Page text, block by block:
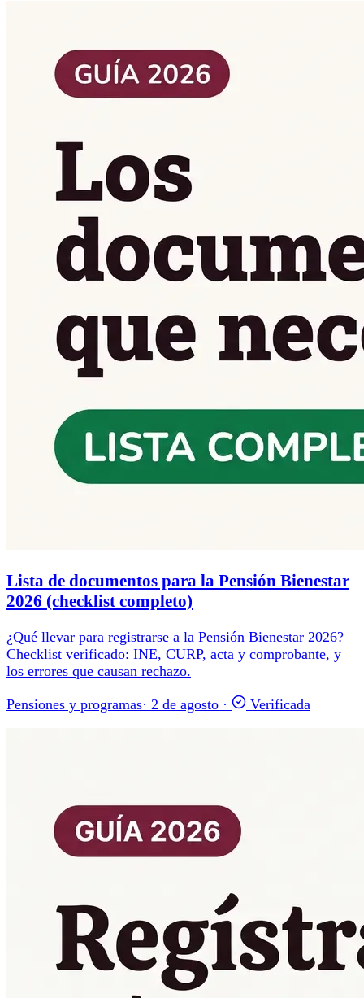
Lista de documentos para la Pensión Bienestar
2026 (checklist completo)
¿Qué llevar para registrarse a la Pensión Bienestar 2026?
Checklist verificado: INE, CURP, acta y comprobante, y
los errores que causan rechazo.
Pensiones y programas· 2 de agosto · Verificada